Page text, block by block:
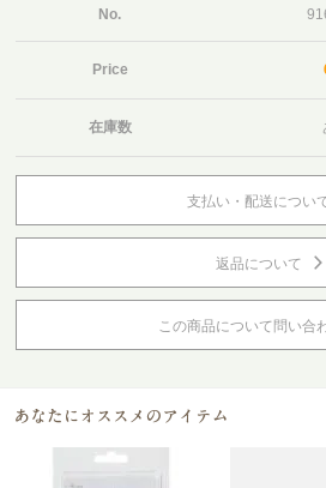
No.
Price
在庫数
支払い・配送につい
返品について
この商品について問い合